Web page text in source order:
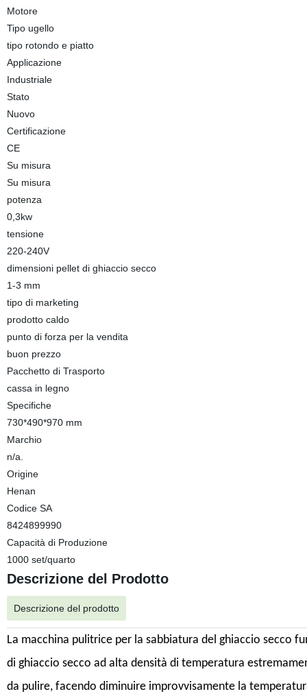
Motore
Tipo ugello
tipo rotondo e piatto
Applicazione
Industriale
Stato
Nuovo
Certificazione
CE
Su misura
Su misura
potenza
0,3kw
tensione
220-240V
dimensioni pellet di ghiaccio secco
1-3 mm
tipo di marketing
prodotto caldo
punto di forza per la vendita
buon prezzo
Pacchetto di Trasporto
cassa in legno
Specifiche
730*490*970 mm
Marchio
n/a.
Origine
Henan
Codice SA
8424899990
Capacità di Produzione
1000 set/quarto
Descrizione del Prodotto
Descrizione del prodotto
La macchina pulitrice per la sabbiatura del ghiaccio secco
di ghiaccio secco ad alta densità di temperatura
da pulire, facendo diminuire improvvisamente la